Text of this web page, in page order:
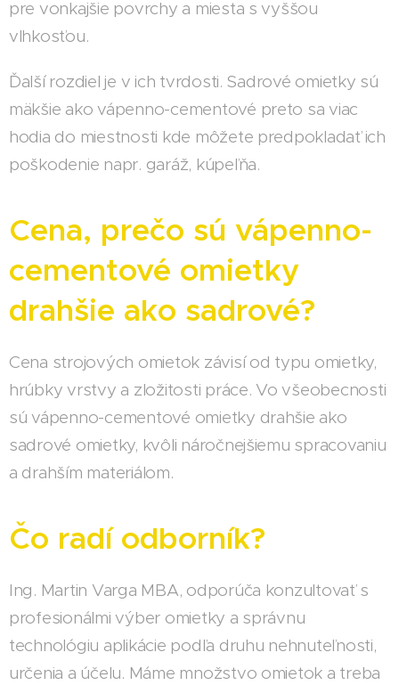
pre vonkajšie povrchy a miesta s vyššou
vlhkosťou.
Ďalší rozdiel je v ich tvrdosti. Sadrové omietky sú
mäkšie ako vápenno-cementové preto sa viac
hodia do miestnosti kde môžete predpokladať ich
poškodenie napr. garáž, kúpeľňa.
Cena, prečo sú vápenno-
cementové omietky
drahšie ako sadrové?
Cena strojových omietok závisí od typu omietky,
hrúbky vrstvy a zložitosti práce. Vo všeobecnosti
sú vápenno-cementové omietky drahšie ako
sadrové omietky, kvôli náročnejšiemu spracovaniu
a drahším materiálom.
Čo radí odborník?
Ing. Martin Varga MBA, odporúča konzultovať s
profesionálmi výber omietky a správnu
technológiu aplikácie podľa druhu nehnuteľnosti,
určenia a účelu. Máme množstvo omietok a treba